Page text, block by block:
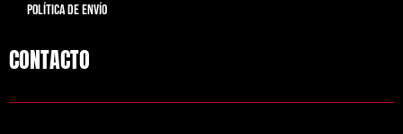
POLÍTICA DE ENVÍO
CONTACTO